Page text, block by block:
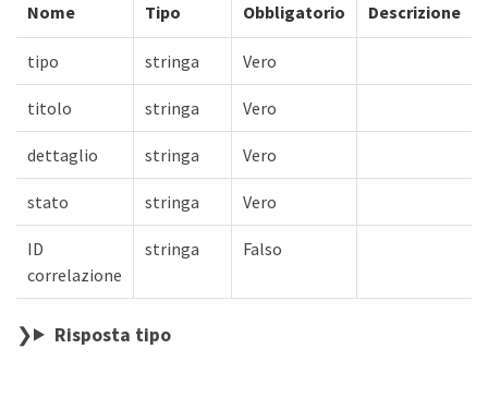
Nome Tipo Obbligatorio Descrizione
tipo stringa Vero
titolo stringa Vero
dettaglio stringa Vero
stato stringa Vero
ID
correlazione
stringa Falso
Risposta tipo